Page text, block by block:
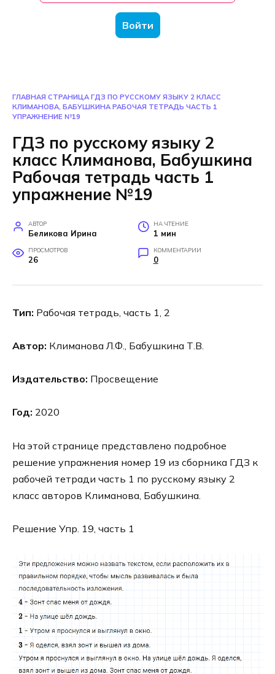
Войти
ГЛАВНАЯ СТРАНИЦА ГДЗ ПО РУССКОМУ ЯЗЫКУ 2 КЛАСС
КЛИМАНОВА, БАБУШКИНА РАБОЧАЯ ТЕТРАДЬ ЧАСТЬ 1
УПРАЖНЕНИЕ №19
ГДЗ по русскому языку 2
класс Климанова, Бабушкина
Рабочая тетрадь часть 1
упражнение №19
АВТОР
Беликова Ирина
НА ЧТЕНИЕ
1 мин
ПРОСМОТРОВ
26
КОММЕНТАРИИ
0
Тип: Рабочая тетрадь, часть 1, 2
Автор: Климанова Л.Ф., Бабушкина Т.В.
Издательство: Просвещение
Год: 2020
На этой странице представлено подробное
решение упражнения номер 19 из сборника ГДЗ к
рабочей тетради часть 1 по русскому языку 2
класс авторов Климанова, Бабушкина.
Решение Упр. 19, часть 1